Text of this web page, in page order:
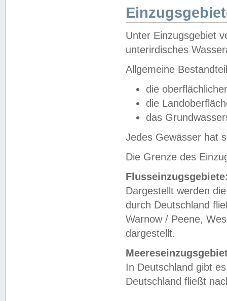
Unter Einzugsgebiet
unterirdisches
Allgemeine
die
die
das
Jedes Gewässer hat
Die Grenze des
Dargestellt werden
durch Deutschland
Warnow / Peene,
dargestellt.
In Deutschland gibt
Deutschland fließt